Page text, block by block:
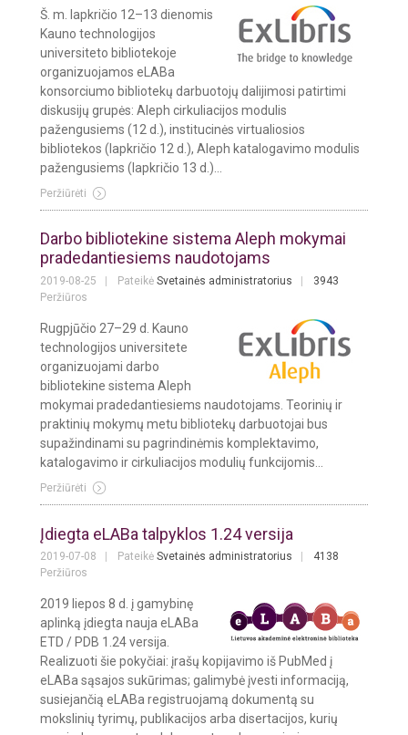
Š. m. lapkričio 12–13 dienomis
Kauno technologijos
universiteto bibliotekoje
organizuojamos eLABa
konsorciumo bibliotekų darbuotojų dalijimosi patirtimi
diskusijų grupės: Aleph cirkuliacijos modulis
pažengusiems (12 d.), institucinės virtualiosios
bibliotekos (lapkričio 12 d.), Aleph katalogavimo modulis
pažengusiems (lapkričio 13 d.)...
Peržiūrėti
Darbo bibliotekine sistema Aleph mokymai
pradedantiesiems naudotojams
2019-08-25 Pateikė Svetainės administratorius
3943
Peržiūros
Rugpjūčio 27–29 d. Kauno
technologijos universitete
organizuojami darbo
bibliotekine sistema Aleph
mokymai pradedantiesiems naudotojams. Teorinių ir
praktinių mokymų metu bibliotekų darbuotojai bus
supažindinami su pagrindinėmis komplektavimo,
katalogavimo ir cirkuliacijos modulių funkcijomis...
Peržiūrėti
Įdiegta eLABa talpyklos 1.24 versija
2019-07-08 Pateikė Svetainės administratorius
4138
Peržiūros
2019 liepos 8 d. į gamybinę
aplinką įdiegta nauja eLABa
ETD / PDB 1.24 versija.
Realizuoti šie pokyčiai: įrašų kopijavimo iš PubMed į
eLABa sąsajos sukūrimas; galimybė įvesti informaciją,
susiejančią eLABa registruojamą dokumentą su
mokslinių tyrimų, publikacijos arba disertacijos, kurių